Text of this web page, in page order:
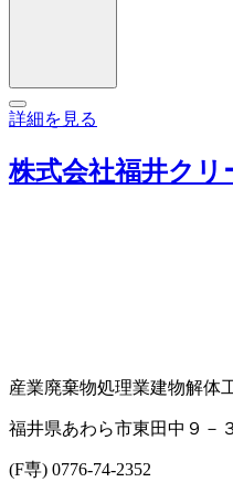
詳細を見る
株式会社福井ク
産業廃棄物処理業建物解体
福井県あわら市東田中９－
(F専) 0776-74-2352